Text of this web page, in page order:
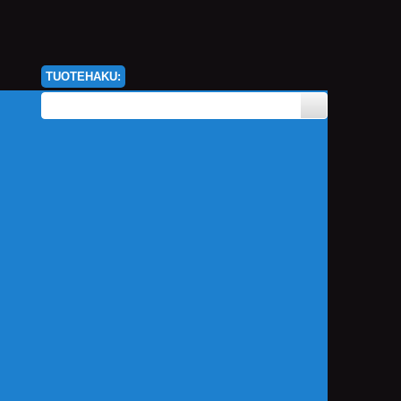
TUOTEHAKU: